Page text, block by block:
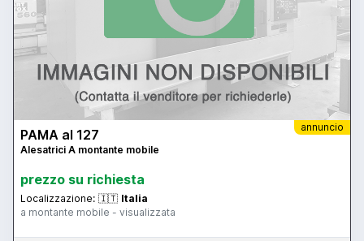
annuncio
PAMA al 127
Alesatrici A montante mobile
prezzo su richiesta
Localizzazione: 🇮🇹 Italia
a montante mobile - visualizzata